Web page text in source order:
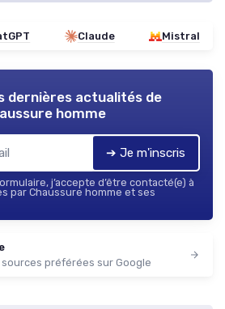
Claude Mistral
dernières actualités de
homme
➔ Je m'inscris
j’accepte d’être contacté(e) à
par Chaussure homme et ses
préférées sur Google